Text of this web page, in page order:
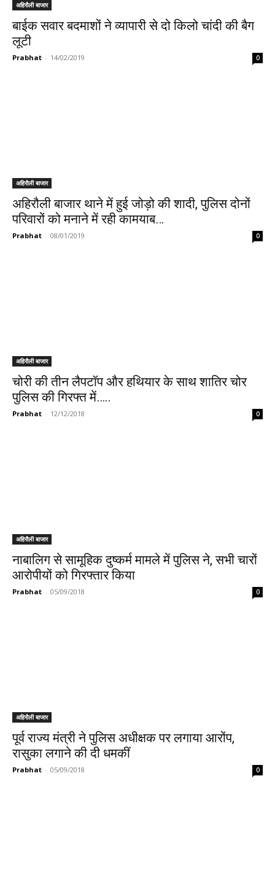
अहिरौली बाजार
बाईक सवार बदमाशों ने व्यापारी से दो किलो चांदी की बैग
लूटी
Prabhat - 14/02/2019 0
अहिरौली बाजार
अहिरौली बाजार थाने में हुई जोड़ो की शादी, पुलिस दोनों
परिवारों को मनाने में रही कामयाब…
Prabhat - 08/01/2019 0
अहिरौली बाजार
चोरी की तीन लैपटॉप और हथियार के साथ शातिर चोर
पुलिस की गिरफ्त में…..
Prabhat - 12/12/2018 0
अहिरौली बाजार
नाबालिग से सामूहिक दुष्कर्म मामले में पुलिस ने, सभी चारों
आरोपीयों को गिरफ्तार किया
Prabhat - 05/09/2018 0
अहिरौली बाजार
पूर्व राज्य मंत्री ने पुलिस अधीक्षक पर लगाया आरोंप,
रासुका लगाने की दी धमकीं
Prabhat - 05/09/2018 0